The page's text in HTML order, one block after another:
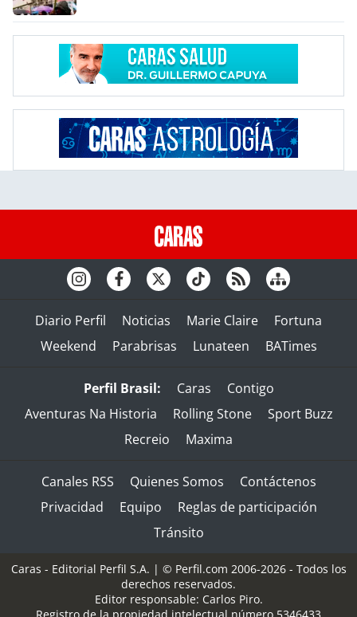
Diario Perfil Noticias Marie Claire
Fortuna
Weekend
Parabrisas Lunateen BATimes
Perfil Brasil: Caras
Contigo
Aventuras Na Historia
Rolling Stone
Sport Buzz
Recreio
Maxima
Canales RSS Quienes Somos
Contáctenos
Privacidad
Equipo
Reglas de participación
Tránsito
Caras - Editorial Perfil S.A. | © Perfil.com 2006-2026 - Todos los
derechos reservados.
Editor responsable: Carlos Piro.